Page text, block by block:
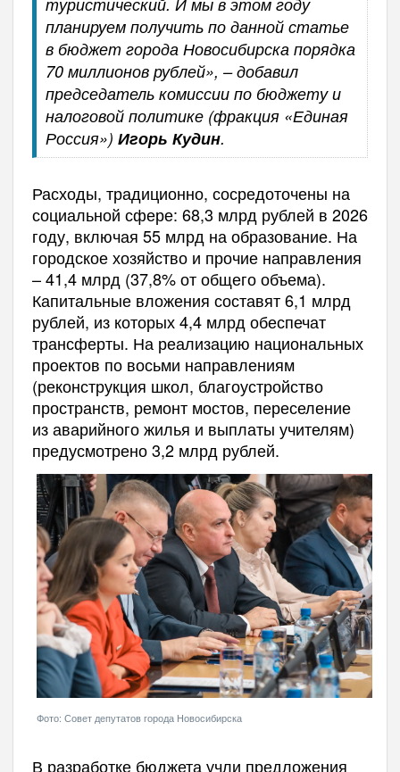
планируем получить по данной статье
в бюджет города Новосибирска порядка
70 миллионов рублей», – добавил
председатель комиссии по бюджету и
налоговой политике (фракция «Единая
Россия») Игорь Кудин.
Расходы, традиционно, сосредоточены на
социальной сфере: 68,3 млрд рублей в 2026
году, включая 55 млрд на образование. На
городское хозяйство и прочие направления
– 41,4 млрд (37,8% от общего объема).
Капитальные вложения составят 6,1 млрд
рублей, из которых 4,4 млрд обеспечат
трансферты. На реализацию национальных
проектов по восьми направлениям
(реконструкция школ, благоустройство
пространств, ремонт мостов, переселение
из аварийного жилья и выплаты учителям)
предусмотрено 3,2 млрд рублей.
Фото: Совет депутатов города Новосибирска
В разработке бюджета учли предложения